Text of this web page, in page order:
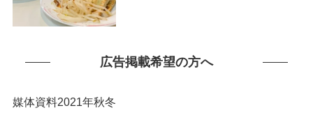
広告掲載希望の方へ
媒体資料2021年秋冬